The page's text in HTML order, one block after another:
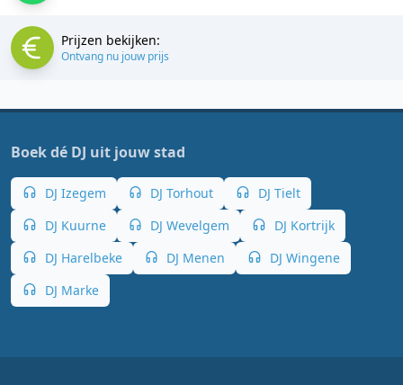
Prijzen bekijken:
Ontvang nu jouw prijs
Boek dé DJ uit jouw stad
DJ Izegem DJ Torhout
DJ Tielt
DJ Kuurne
DJ Wevelgem
DJ Kortrijk
DJ Harelbeke
DJ Menen
DJ Wingene
DJ Marke